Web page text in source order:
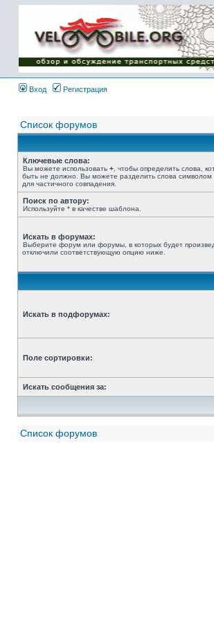
Имя пользователя:
Пароль:
{ LOG_ME_IN_SHORT
}
Вход Регистрация
Список форумов
Ключевые слова:
Вы можете использовать + , чтобы определить слова,
быть не должно. Вы можете разделить слова символом
для частичного совпадения.
Поиск по автору:
Используйте * в качестве шаблона.
Искать в форумах:
Выберите форум или форумы, в которых будет
отключили соответствующую опцию ниже.
Искать в подфорумах:
Поле сортировки:
Искать сообщения за:
Список форумов